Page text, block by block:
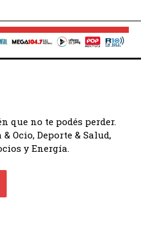
que no te podés perder.
Ocio, Deporte & Salud,
y Energía.